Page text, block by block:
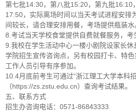
第七批14:30，第八批15:20，第九批16:10
17:50，实际离场时间以当天考试进程安排
间较长，请合理安排用餐，考场提供瓶装水
8.考试当天学校食堂提供自费就餐服务，考
9.我校在学生活动中心一楼小剧院设家长
学院招生宣传咨询点，另有校园打卡、特
工作人员引导有序参加。
10.4月底前考生可通过“浙江理工大学本科
（https://zs.zstu.edu.cn）查询考试结果。
五、联系方式
招生办咨询电话：0571-86843333